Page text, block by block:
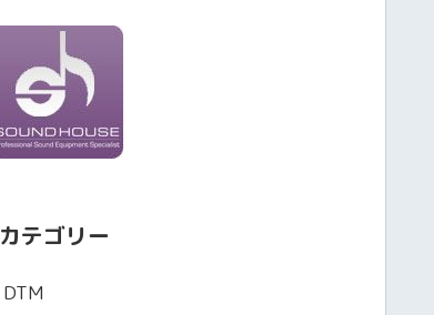
カテゴリー
DTM